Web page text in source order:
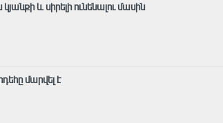
և սիրելի ունենալու մասին
մարվել է